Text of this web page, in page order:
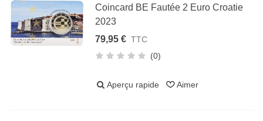
Coincard BE Fautée 2 Euro Croatie
2023
79,95 € TTC
(0)
Aperçu rapide Aimer